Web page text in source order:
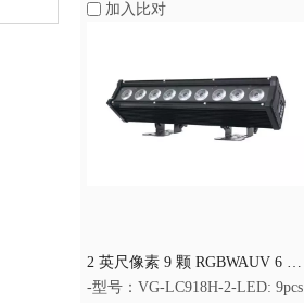
加入比对
2 英尺像素 9 颗 RGBWAUV 6 合
1 LED 洗墙灯
-型号：VG-LC918H-2-LED: 9pcs